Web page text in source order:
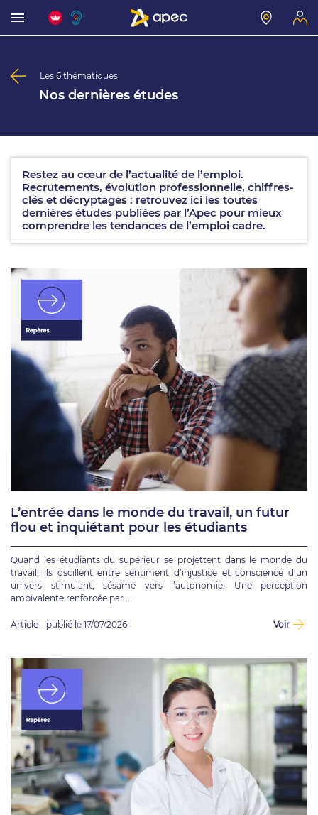
Les 6 thématiques
Nos dernières études
Restez au cœur de l’actualité de l’emploi.
Recrutements, évolution professionnelle, chiffres-
clés et décryptages : retrouvez ici les toutes
dernières études publiées par l’Apec pour mieux
comprendre les tendances de l’emploi cadre.
L’entrée dans le monde du travail, un futur
flou et inquiétant pour les étudiants
Quand les étudiants du supérieur se projettent dans le monde du
travail, ils oscillent entre sentiment d’injustice et conscience d’un
univers stimulant, sésame vers l’autonomie. Une perception
ambivalente renforcée par ...
Article - publié le 17/07/2026 Voir